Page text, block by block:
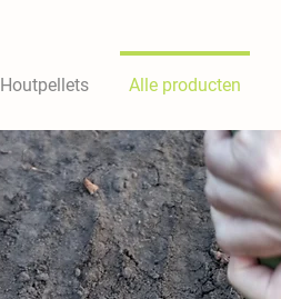
Houtpellets Alle producten